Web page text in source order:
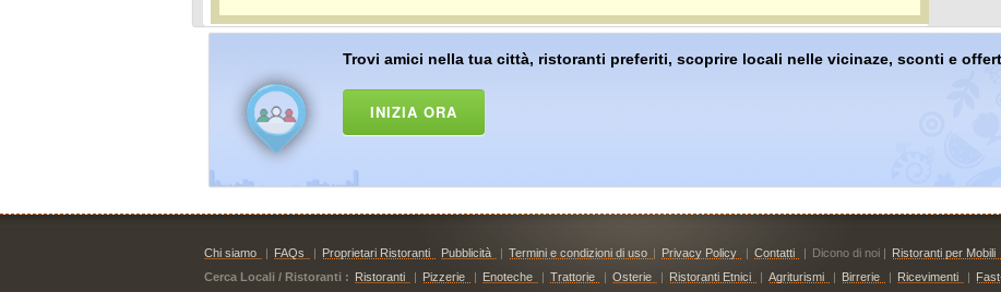
Trovi amici nella tua città, ristoranti preferiti, scoprire locali nelle vicinaze, sconti e
INIZIA ORA
Chi siamo | FAQs | Proprietari Ristoranti Pubblicità | Termini e condizioni di uso | Privacy Policy | Contatti | Dicono di noi | Ristoranti per Mobili
Cerca Locali / Ristoranti : Ristoranti | Pizzerie | Enoteche | Trattorie | Osterie | Ristoranti Etnici | Agriturismi | Birrerie | Ricevimenti |